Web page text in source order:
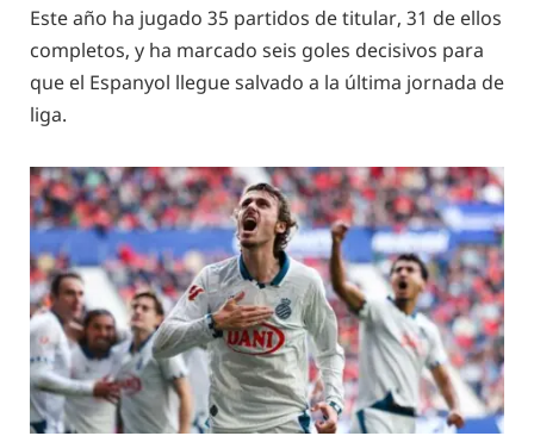
Este año ha jugado 35 partidos de titular, 31 de ellos
completos, y ha marcado seis goles decisivos para
que el Espanyol llegue salvado a la última jornada de
liga.